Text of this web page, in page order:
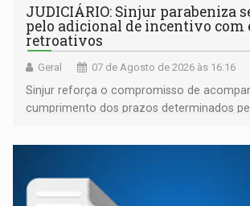
JUDICIÁRIO: Sinjur parabeniza
pelo adicional de incentivo com
retroativos
Geral 07 de Agosto de 2026 às 16:16
Sinjur reforça o compromisso de
cumprimento dos prazos determinados